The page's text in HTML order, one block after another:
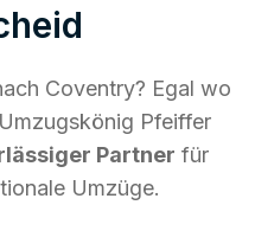
Coventry? Egal wo
Pfeiffer
Partner für
Umzüge.